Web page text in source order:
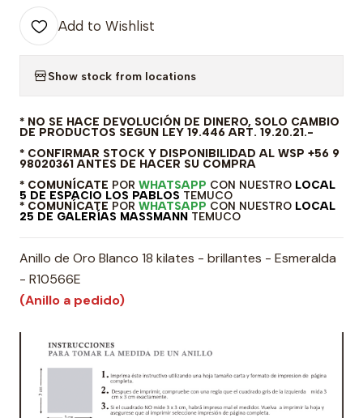
Add to Wishlist
Show stock from locations
* NO SE HACE DEVOLUCIÓN DE DINERO, SOLO CAMBIO
DE PRODUCTOS SEGUN LEY 19.446 ART. 19.20.21.-
* CONFIRMAR STOCK Y DISPONIBILIDAD AL WSP +56 9
98020361 ANTES DE HACER SU COMPRA
* COMUNÍCATE POR WHATSAPP CON NUESTRO LOCAL
5 DE ESPACIO LOS PABLOS TEMUCO
* COMUNÍCATE POR WHATSAPP CON NUESTRO LOCAL
25 DE GALERÍAS MASSMANN TEMUCO
Anillo de Oro Blanco 18 kilates - brillantes - Esmeralda
- R10566E
(Anillo a pedido)